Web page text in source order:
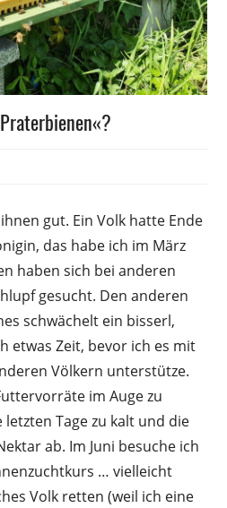
gut. Ein Volk hatte Ende
das habe ich im März
haben sich bei anderen
gesucht. Den anderen
schwächelt ein bisserl,
etwas Zeit, bevor ich es mit
Völkern unterstütze.
im Auge zu
Tage zu kalt und die
ab. Im Juni besuche ich
… vielleicht
Volk retten (weil ich eine